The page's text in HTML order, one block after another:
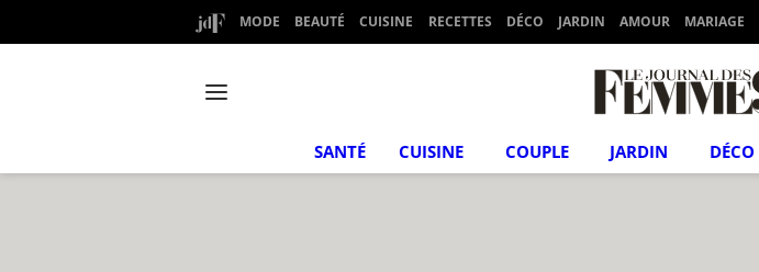
MODE BEAUTÉ CUISINE RECETTES DÉCO JARDIN AMOUR MARIAGE
SANTÉ CUISINE COUPLE JARDIN DÉCO